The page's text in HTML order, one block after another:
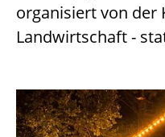
organisiert von der
Landwirtschaft -